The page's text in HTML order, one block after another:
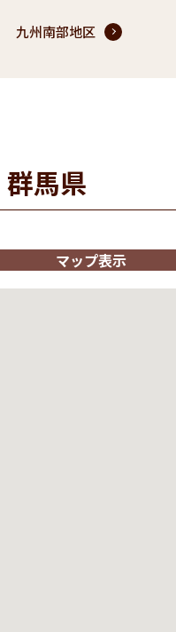
九州南部地区
群馬県
マップ表示